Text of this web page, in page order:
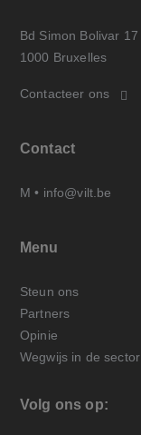
Bd Simon Bolivar 17
1000 Bruxelles
Contacteer ons
Contact
M • info@vilt.be
Menu
Steun ons
Partners
Opinie
Wegwijs in de sector
Volg ons op: